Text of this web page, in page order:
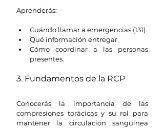
Aprenderás:
Cuándo llamar a emergencias (131)
Qué información entregar.
Cómo coordinar a las personas
presentes.
3. Fundamentos de la RCP
Conocerás la importancia de las
compresiones torácicas y su rol para
mantener la circulación sanguínea